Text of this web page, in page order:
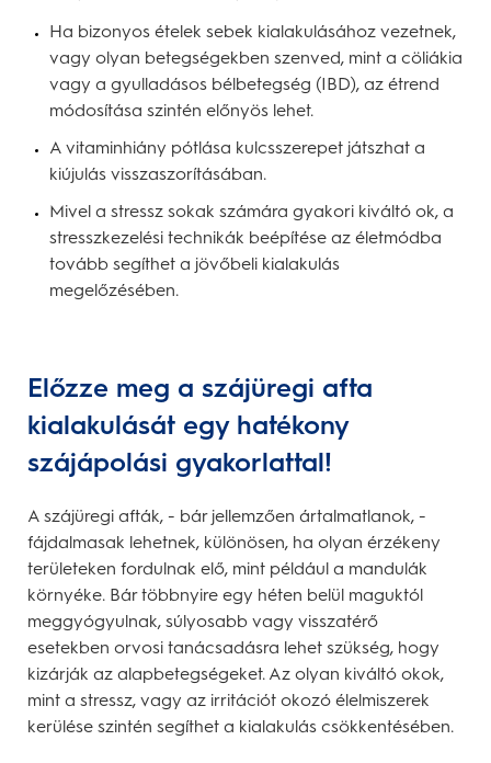
Ha bizonyos ételek sebek kialakulásához vezetnek,
vagy olyan betegségekben szenved, mint a cöliákia
vagy a gyulladásos bélbetegség (IBD), az étrend
módosítása szintén előnyös lehet.
A vitaminhiány pótlása kulcsszerepet játszhat a
kiújulás visszaszorításában.
Mivel a stressz sokak számára gyakori kiváltó ok, a
stresszkezelési technikák beépítése az életmódba
tovább segíthet a jövőbeli kialakulás
megelőzésében.
Előzze meg a szájüregi afta
kialakulását egy hatékony
szájápolási gyakorlattal!
A szájüregi afták, - bár jellemzően ártalmatlanok, -
fájdalmasak lehetnek, különösen, ha olyan érzékeny
területeken fordulnak elő, mint például a mandulák
környéke. Bár többnyire egy héten belül maguktól
meggyógyulnak, súlyosabb vagy visszatérő
esetekben orvosi tanácsadásra lehet szükség, hogy
kizárják az alapbetegségeket. Az olyan kiváltó okok,
mint a stressz, vagy az irritációt okozó élelmiszerek
kerülése szintén segíthet a kialakulás csökkentésében.